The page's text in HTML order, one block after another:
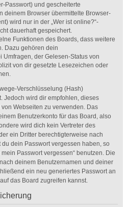
Passwort) und gescheiterte
deinem Browser übermittelte Browser-
wird nur in der „Wer ist online?“-
dauerhaft gespeichert.
Funktionen des Boards, dass weitere
Dazu gehören dein
Umfragen, der Gelesen-Status von
von dir gesetzte Lesezeichen oder
Verschlüsselung (Hash)
Jedoch wird dir empfohlen, dieses
Webseiten zu verwenden. Das
Benutzerkonto für das Board, also
wird dich kein Vertreter des
ein Dritter berechtigterweise nach
dein Passwort vergessen haben, so
Passwort vergessen“ benutzen. Die
deinem Benutzernamen und deiner
ein neu generiertes Passwort an
das Board zugreifen kannst.